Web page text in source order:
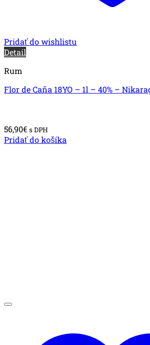
Pridať do wishlistu
Detail
Rum
Flor de Caña 18YO – 1l – 40% –
56,90€ s DPH
Pridať do košíka